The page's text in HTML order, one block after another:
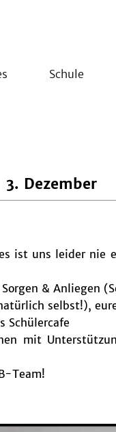
Schule
3. Dezember
ist uns leider
& Anliegen
selbst!),
Schülercafe
mit
Team!